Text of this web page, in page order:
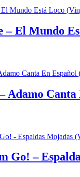
– El Mundo
Adamo Canta
Go! –